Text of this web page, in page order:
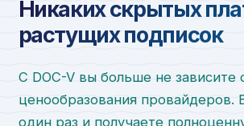
Никаких скрытых
растущих подписок
С DOC-V вы больше не зависите
ценообразования провайдеров.
один раз и получаете